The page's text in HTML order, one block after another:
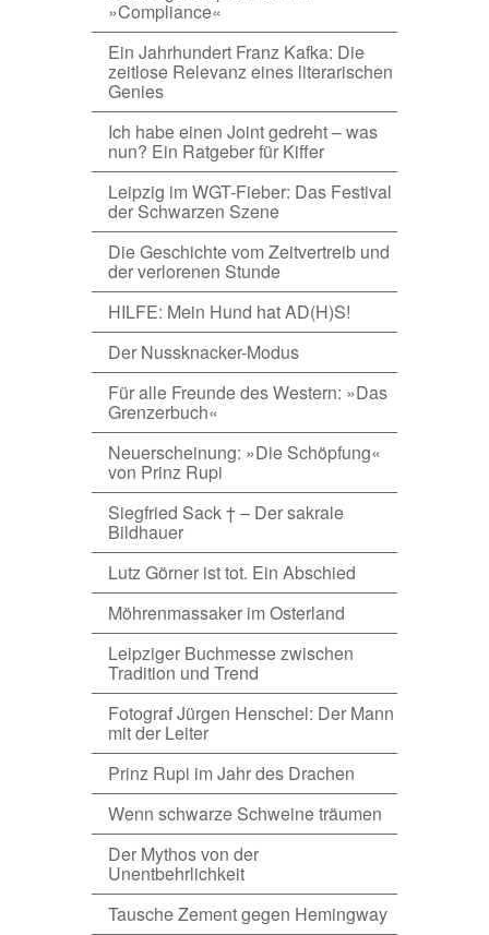
»Compliance«
Ein Jahrhundert Franz Kafka: Die
zeitlose Relevanz eines literarischen
Genies
Ich habe einen Joint gedreht – was
nun? Ein Ratgeber für Kiffer
Leipzig im WGT-Fieber: Das Festival
der Schwarzen Szene
Die Geschichte vom Zeitvertreib und
der verlorenen Stunde
HILFE: Mein Hund hat AD(H)S!
Der Nussknacker-Modus
Für alle Freunde des Western: »Das
Grenzerbuch«
Neuerscheinung: »Die Schöpfung«
von Prinz Rupi
Siegfried Sack † – Der sakrale
Bildhauer
Lutz Görner ist tot. Ein Abschied
Möhrenmassaker im Osterland
Leipziger Buchmesse zwischen
Tradition und Trend
Fotograf Jürgen Henschel: Der Mann
mit der Leiter
Prinz Rupi im Jahr des Drachen
Wenn schwarze Schweine träumen
Der Mythos von der
Unentbehrlichkeit
Tausche Zement gegen Hemingway